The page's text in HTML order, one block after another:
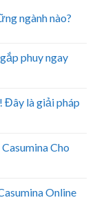
ngành nào?
phuy ngay
Đây là giải pháp
Cho
Online